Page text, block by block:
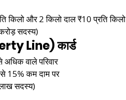
किलो और 2 किलो दाल ₹10 प्रति किलो
सदस्य)​
Line) कार्ड
वाले परिवार
15% कम दाम पर
सदस्य)​